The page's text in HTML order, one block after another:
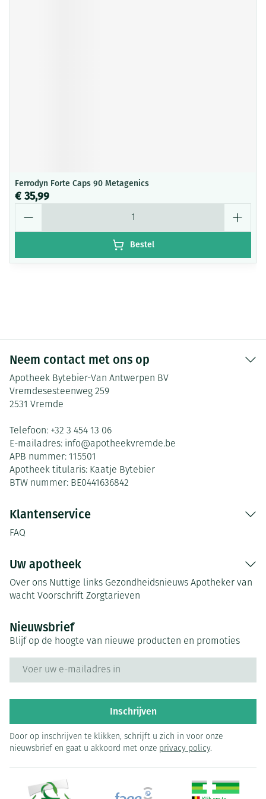
Ferrodyn Forte Caps 90 Metagenics
€ 35,99
Bestel
Neem contact met ons op
Apotheek Bytebier-Van Antwerpen BV
Vremdesesteenweg 259
2531 Vremde
Telefoon: +32 3 454 13 06
E-mailadres: info@apotheekvremde.be
APB nummer: 115501
Apotheek titularis: Kaatje Bytebier
BTW nummer: BE0441636842
Klantenservice
FAQ
Uw apotheek
Over ons Nuttige links Gezondheidsnieuws Apotheker van
wacht Voorschrift Zorgtarieven
Nieuwsbrief
Blijf op de hoogte van nieuwe producten en promoties
Inschrijven
Door op inschrijven te klikken, schrijft u zich in voor onze
nieuwsbrief en gaat u akkoord met onze privacy policy.